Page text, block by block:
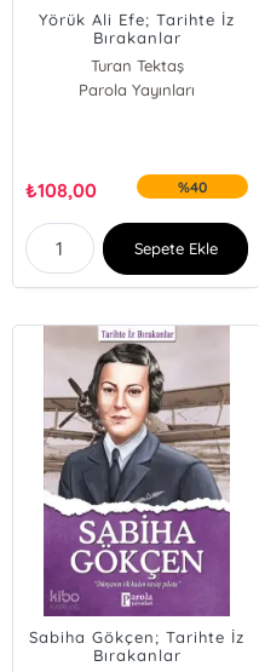
Yörük Ali Efe; Tarihte İz
Bırakanlar
Turan Tektaş
Parola Yayınları
₺108,00 %40
Sepete Ekle
Sabiha Gökçen; Tarihte İz
Bırakanlar